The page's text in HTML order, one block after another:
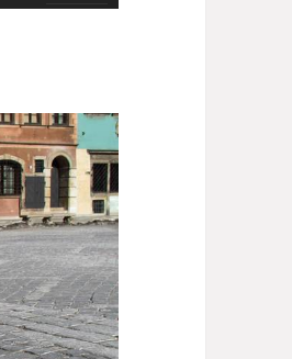
les
pour
augmenter
ou
diminuer
le
volume.